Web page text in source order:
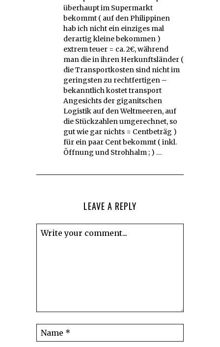
überhaupt im Supermarkt
bekommt ( auf den Philippinen
hab ich nicht ein einziges mal
derartig kleine bekommen )
extrem teuer = ca. 2€, während
man die in ihren Herkunftsländer (
die Transportkosten sind nicht im
geringsten zu rechtfertigen –
bekanntlich kostet transport
Angesichts der giganitschen
Logistik auf den Weltmeeren, auf
die Stückzahlen umgerechnet, so
gut wie gar nichts = Centbeträg )
für ein paar Cent bekommt ( inkl.
Öffnung und Strohhalm ; ) …
LEAVE A REPLY